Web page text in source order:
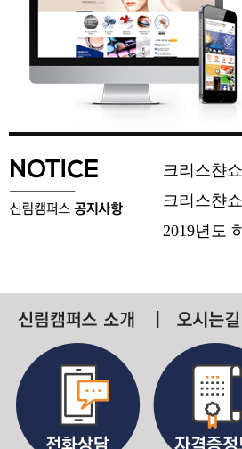
크리스챤
크리스챤
2019년도